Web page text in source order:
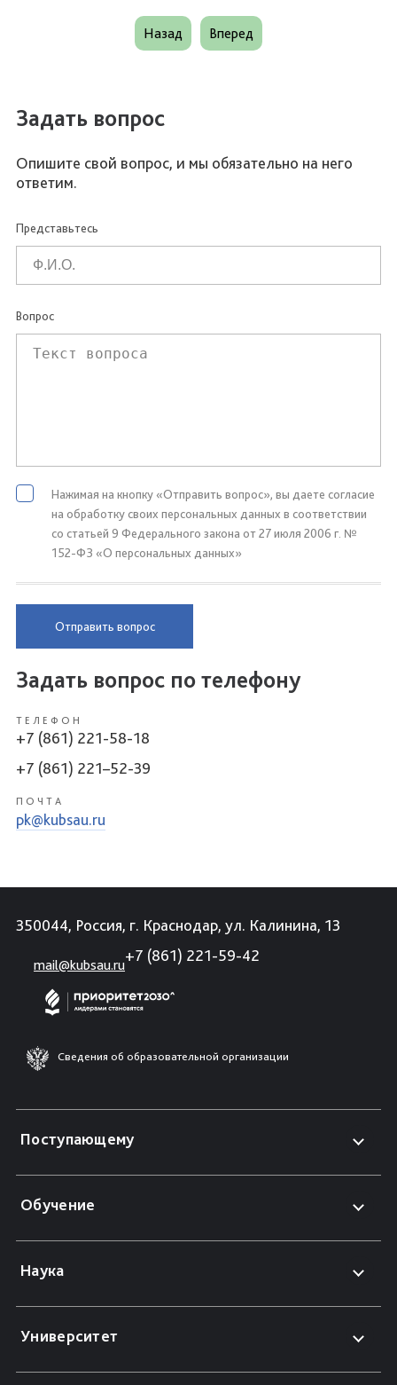
Назад Вперед
Задать вопрос
Опишите свой вопрос, и мы обязательно на него
ответим.
Представьтесь
Вопрос
Нажимая на кнопку «Отправить вопрос», вы даете согласие
на обработку своих персональных данных в соответствии
со статьей 9 Федерального закона от 27 июля 2006 г. №
152-ФЗ «О персональных данных»
Отправить вопрос
Задать вопрос по телефону
ТЕЛЕФОН
+7 (861) 221-58-18
+7 (861) 221–52-39
ПОЧТА
pk@kubsau.ru
350044, Россия, г. Краснодар, ул. Калинина, 13
mail@kubsau.ru
+7 (861) 221-59-42
Сведения об образовательной организации
Поступающему
Обучение
Наука
Университет